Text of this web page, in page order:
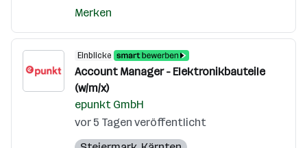
Merken
Einblicke
Account Manager - Elektronikbauteile
(w/m/x)
epunkt GmbH
vor 5 Tagen veröffentlicht